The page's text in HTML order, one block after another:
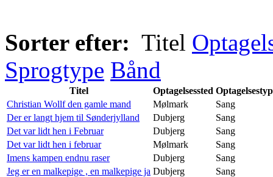
Sorter efter: Titel
Sprogtype Bånd
Titel Optagelsessted
Christian Wollf den gamle mand
Mølmark
Sang
Der er langt hjem til Sønderjylland
Dubjerg
Sang
Det var lidt hen i Februar
Dubjerg
Sang
Det var lidt hen i februar
Mølmark
Sang
Imens kampen endnu raser
Dubjerg
Sang
Jeg er en malkepige , en malkepige ja Dubjerg
Sang